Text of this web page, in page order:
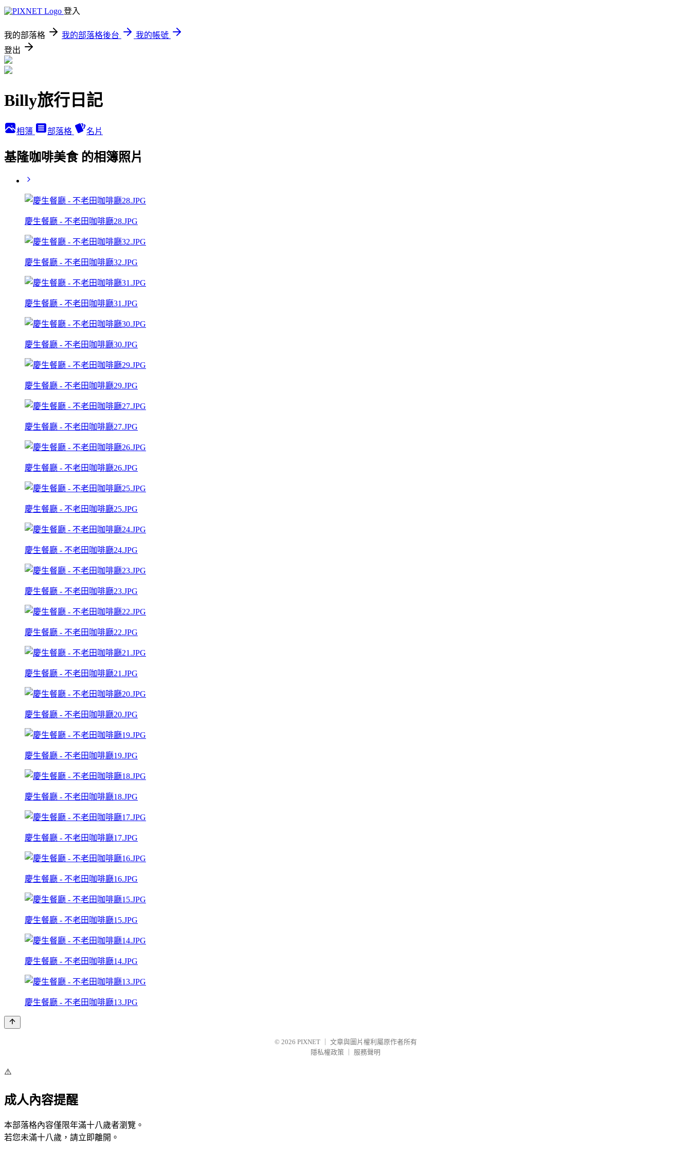
登入
我的部落格 我的部落格後台
我的帳號
登出
Billy旅行日記
相簿 部落格 名片
基隆咖啡美食 的相簿照片
慶生餐廳 - 不老田咖啡廳28.JPG
慶生餐廳 - 不老田咖啡廳32.JPG
慶生餐廳 - 不老田咖啡廳31.JPG
慶生餐廳 - 不老田咖啡廳30.JPG
慶生餐廳 - 不老田咖啡廳29.JPG
慶生餐廳 - 不老田咖啡廳27.JPG
慶生餐廳 - 不老田咖啡廳26.JPG
慶生餐廳 - 不老田咖啡廳25.JPG
慶生餐廳 - 不老田咖啡廳24.JPG
慶生餐廳 - 不老田咖啡廳23.JPG
慶生餐廳 - 不老田咖啡廳22.JPG
慶生餐廳 - 不老田咖啡廳21.JPG
慶生餐廳 - 不老田咖啡廳20.JPG
慶生餐廳 - 不老田咖啡廳19.JPG
慶生餐廳 - 不老田咖啡廳18.JPG
慶生餐廳 - 不老田咖啡廳17.JPG
慶生餐廳 - 不老田咖啡廳16.JPG
慶生餐廳 - 不老田咖啡廳15.JPG
慶生餐廳 - 不老田咖啡廳14.JPG
慶生餐廳 - 不老田咖啡廳13.JPG
© 2026 PIXNET
文章與圖片權利屬原作者所有
隱私權政策
服務聲明
⚠️
成人內容提醒
本部落格內容僅限年滿十八歲者瀏覽。
若您未滿十八歲，請立即離開。